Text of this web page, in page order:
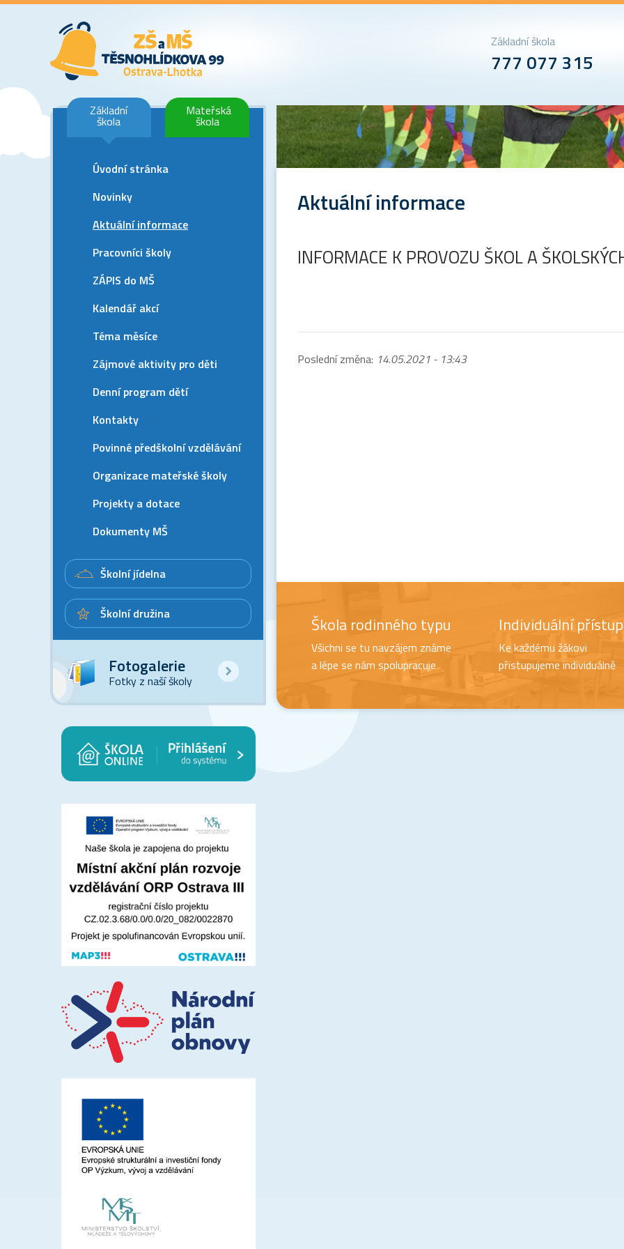
Základní škola
777 077 315
Základní
škola
Mateřská
škola
Úvodní stránka
Novinky
Aktuální informace
Pracovníci školy
ZÁPIS do MŠ
Kalendář akcí
Téma měsíce
Zájmové aktivity pro děti
Denní program dětí
Kontakty
Povinné předškolní vzdělávání
Organizace mateřské školy
Projekty a dotace
Dokumenty MŠ
Školní jídelna
Školní družina
Fotogalerie
Fotky z naší školy
Aktuální informace
INFORMACE K PROVOZU ŠKOL A
Poslední změna: 14.05.2021 - 13:43
Škola rodinného typu
Všichni se tu navzájem známe
a lépe se nám spolupracuje
Individuální přístup
Ke každému žákovi
přistupujeme individuálně